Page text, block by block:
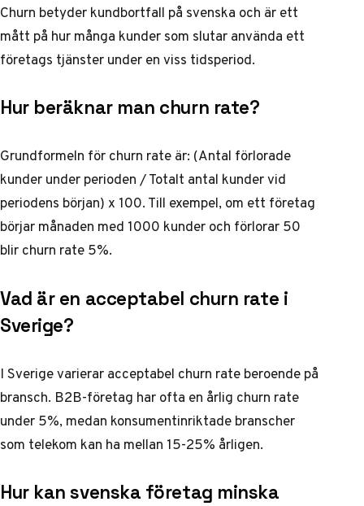
Churn betyder kundbortfall på svenska och är ett
mått på hur många kunder som slutar använda ett
företags tjänster under en viss tidsperiod.
Hur beräknar man churn rate?
Grundformeln för churn rate är: (Antal förlorade
kunder under perioden / Totalt antal kunder vid
periodens början) x 100. Till exempel, om ett företag
börjar månaden med 1000 kunder och förlorar 50
blir churn rate 5%.
Vad är en acceptabel churn rate i
Sverige?
I Sverige varierar acceptabel churn rate beroende på
bransch. B2B-företag har ofta en årlig churn rate
under 5%, medan konsumentinriktade branscher
som telekom kan ha mellan 15-25% årligen.
Hur kan svenska företag minska